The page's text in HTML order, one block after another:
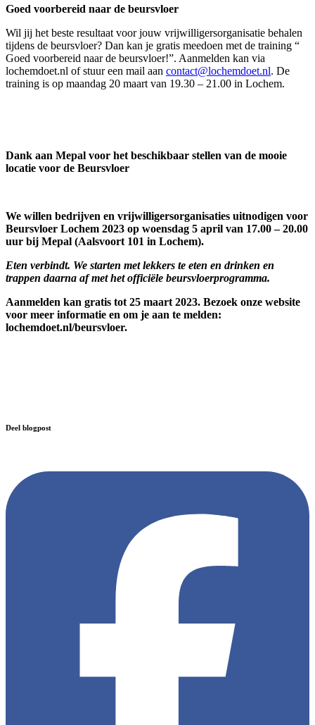
Goed voorbereid naar de beursvloer
Wil jij het beste resultaat voor jouw vrijwilligersorganisatie behalen
tijdens de beursvloer? Dan kan je gratis meedoen met de training “
Goed voorbereid naar de beursvloer!”. Aanmelden kan via
lochemdoet.nl of stuur een mail aan contact@lochemdoet.nl. De
training is op maandag 20 maart van 19.30 – 21.00 in Lochem.
Dank aan Mepal voor het beschikbaar stellen van de mooie
locatie voor de Beursvloer
We willen bedrijven en vrijwilligersorganisaties uitnodigen voor
Beursvloer Lochem 2023 op woensdag 5 april van 17.00 – 20.00
uur bij Mepal (Aalsvoort 101 in Lochem).
Eten verbindt. We starten met lekkers te eten en drinken en
trappen daarna af met het officiële beursvloerprogramma.
Aanmelden kan gratis tot 25 maart 2023. Bezoek onze website
voor meer informatie en om je aan te melden:
lochemdoet.nl/beursvloer.
Deel blogpost